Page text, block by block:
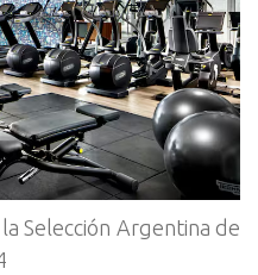
Selección Argentina de